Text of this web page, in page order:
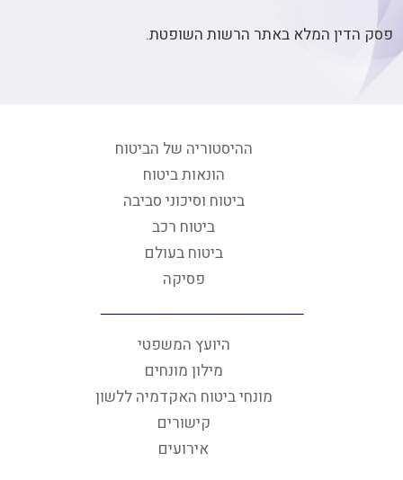
פסק הדין המלא באתר הרשות השופטת.
ההיסטוריה של הביטוח
הונאות ביטוח
ביטוח וסיכוני סביבה
ביטוח רכב
ביטוח בעולם
פסיקה
היועץ המשפטי
מילון מונחים
מונחי ביטוח האקדמיה ללשון
קישורים
אירועים